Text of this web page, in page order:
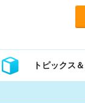
トピックス